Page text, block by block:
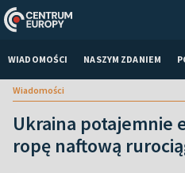
WIADOMOŚCI NASZYM ZDANIEM
Wiadomości
Ukraina potajemnie
ropę naftową